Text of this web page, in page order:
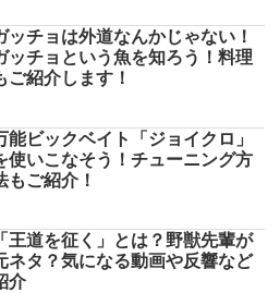
ッチョは外道なんかじゃない！
ッチョという魚を知ろう！料理
ご紹介します！
能ビックベイト「ジョイクロ」
使いこなそう！チューニング方
もご紹介！
「王道を征く」とは？野獣先輩が
ネタ？気になる動画や反響など
介